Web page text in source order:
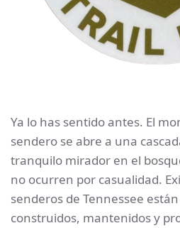
Ya lo has sentido antes. El
sendero se abre a una
tranquilo mirador en el
no ocurren por casualidad.
senderos de Tennessee
construidos, mantenidos y